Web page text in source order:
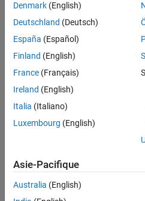
Denmark (English)
Deutschland (Deutsch)
España (Español)
Finland (English)
France (Français)
Ireland (English)
Italia (Italiano)
Luxembourg (English)
Asie-Pacifique
Australia (English)
Trust Center
Lutte anti-piratage
© 1994-2026 The MathWorks, Inc.